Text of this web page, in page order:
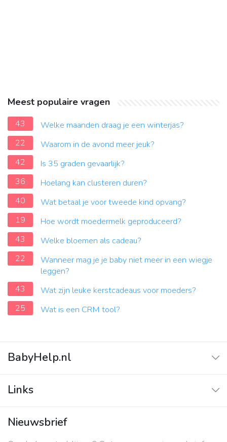
Meest populaire vragen
43
Welke maanden draag je een winterjas?
22
Waarom in de avond meer jeuk?
42
Is 35 graden gevaarlijk?
36
Hoelang kan clusteren duren?
40
Wat betaal je voor tweede kind opvang?
19
Hoe wordt moedermelk geproduceerd?
43
Welke bloemen als cadeau?
22
Wanneer mag je je baby niet meer in een wiegje
leggen?
43
Wat zijn leuke kerstcadeaus voor moeders?
25
Wat is een CRM tool?
BabyHelp.nl
Vraag & Antwoord
Links
Contact
Nieuwsbrief